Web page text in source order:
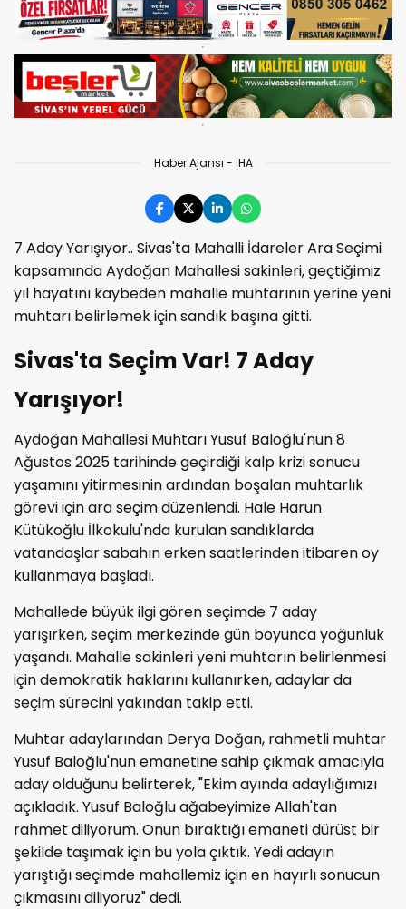
Haber Ajansı - İHA
7 Aday Yarışıyor.. Sivas'ta Mahalli İdareler Ara Seçimi
kapsamında Aydoğan Mahallesi sakinleri, geçtiğimiz
yıl hayatını kaybeden mahalle muhtarının yerine yeni
muhtarı belirlemek için sandık başına gitti.
Sivas'ta Seçim Var! 7 Aday
Yarışıyor!
Aydoğan Mahallesi Muhtarı Yusuf Baloğlu'nun 8
Ağustos 2025 tarihinde geçirdiği kalp krizi sonucu
yaşamını yitirmesinin ardından boşalan muhtarlık
görevi için ara seçim düzenlendi. Hale Harun
Kütükoğlu İlkokulu'nda kurulan sandıklarda
vatandaşlar sabahın erken saatlerinden itibaren oy
kullanmaya başladı.
Mahallede büyük ilgi gören seçimde 7 aday
yarışırken, seçim merkezinde gün boyunca yoğunluk
yaşandı. Mahalle sakinleri yeni muhtarın belirlenmesi
için demokratik haklarını kullanırken, adaylar da
seçim sürecini yakından takip etti.
Muhtar adaylarından Derya Doğan, rahmetli muhtar
Yusuf Baloğlu'nun emanetine sahip çıkmak amacıyla
aday olduğunu belirterek, "Ekim ayında adaylığımızı
açıkladık. Yusuf Baloğlu ağabeyimize Allah'tan
rahmet diliyorum. Onun bıraktığı emaneti dürüst bir
şekilde taşımak için bu yola çıktık. Yedi adayın
yarıştığı seçimde mahallemiz için en hayırlı sonucun
çıkmasını diliyoruz" dedi.